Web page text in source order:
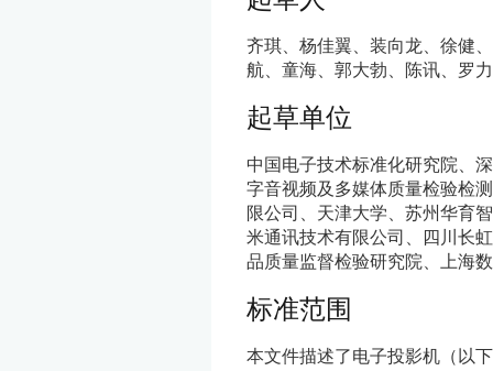
齐琪、杨佳翼、装向龙、徐健
航、童海、郭大勃、陈讯、罗
起草单位
中国电子技术标准化研究院、
字音视频及多媒体质量检验检
限公司、天津大学、苏州华育
米通讯技术有限公司、四川长
品质量监督检验研究院、上海
标准范围
本文件描述了电子投影机（以